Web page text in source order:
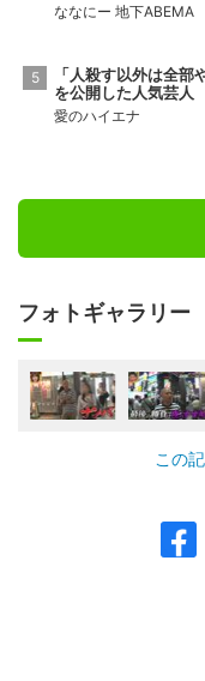
ななにー 地下ABEMA
「人殺す以外は全部
を公開した人気芸人
愛のハイエナ
フォトギャラリー
この